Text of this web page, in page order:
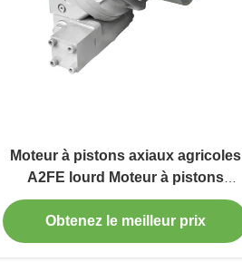
Moteur à pistons axiaux agricoles
A2FE lourd Moteur à pistons
axiaux agricoles A2FE
Obtenez le meilleur prix